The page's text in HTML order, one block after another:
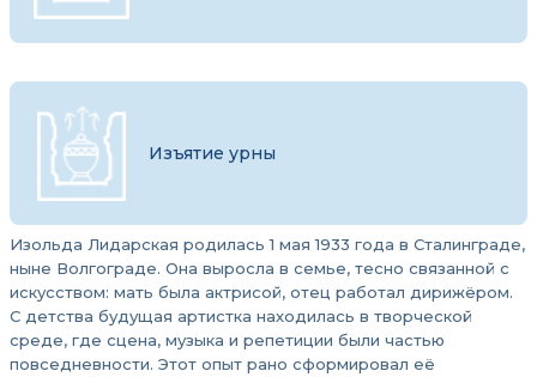
Изъятие урны
Изольда Лидарская родилась 1 мая 1933 года в Сталинграде,
ныне Волгограде. Она выросла в семье, тесно связанной с
искусством: мать была актрисой, отец работал дирижёром.
С детства будущая артистка находилась в творческой
среде, где сцена, музыка и репетиции были частью
повседневности. Этот опыт рано сформировал её